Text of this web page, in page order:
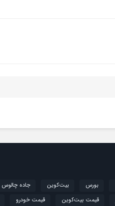
بورس بیت‌کوین جاده چالوس
قیمت بیت‌کوین قیمت خودرو